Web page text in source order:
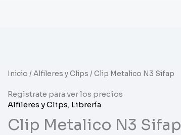
Inicio /Alfileres y Clips / Clip Metalico N3 Sifap
Registrate para ver los precios
Alfileres y Clips, Librería
Clip Metalico N3 Sifap